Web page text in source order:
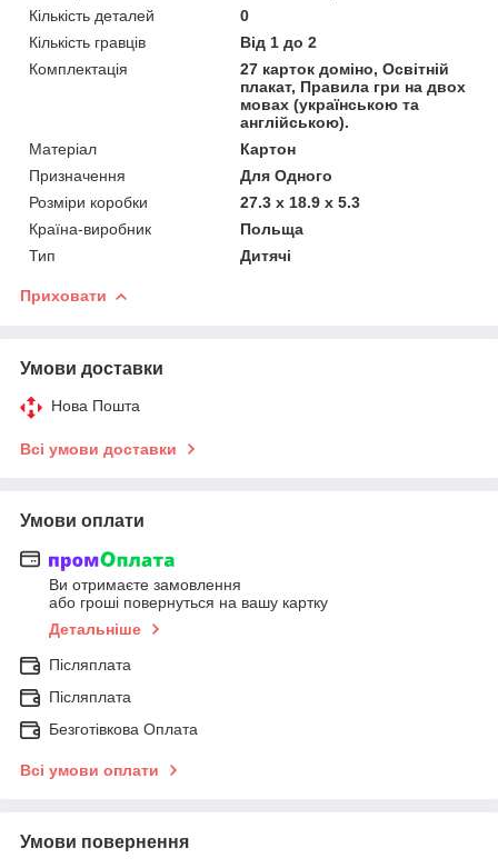
Кількість деталей
0
Кількість гравців
Від 1 до 2
Комплектація
27 карток доміно, Освітній
плакат, Правила гри на двох
мовах (українською та
англійською).
Матеріал
Картон
Призначення
Для Одного
Розміри коробки
27.3 х 18.9 х 5.3
Країна-виробник
Польща
Тип
Дитячі
Приховати
Умови доставки
Нова Пошта
Всі умови доставки
Умови оплати
Ви отримаєте замовлення
або гроші повернуться на вашу картку
Детальніше
Післяплата
Післяплата
Безготівкова Оплата
Всі умови оплати
Умови повернення